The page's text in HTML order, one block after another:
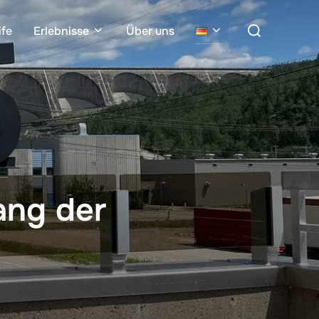
Erlebnisse Über uns
Suchen
nach:
der